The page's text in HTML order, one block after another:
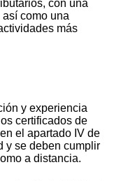
con una
como una
más
y experiencia
certificados de
el apartado IV de
y se deben cumplir
a distancia.